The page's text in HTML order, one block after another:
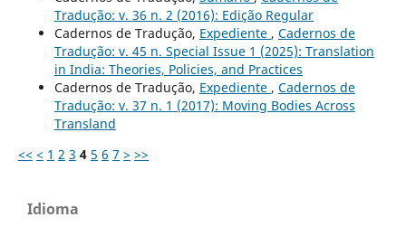
Tradução: v. 36 n. 2 (2016): Edição Regular
Cadernos de Tradução, Expediente , Cadernos de
Tradução: v. 45 n. Special Issue 1 (2025): Translation
in India: Theories, Policies, and Practices
Cadernos de Tradução, Expediente , Cadernos de
Tradução: v. 37 n. 1 (2017): Moving Bodies Across
Transland
<< < 1 2 3 4 5 6 7 > >>
Idioma